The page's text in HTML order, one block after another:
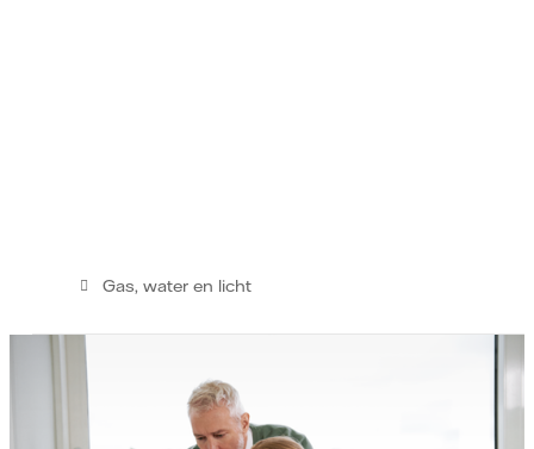
Gas, water en licht